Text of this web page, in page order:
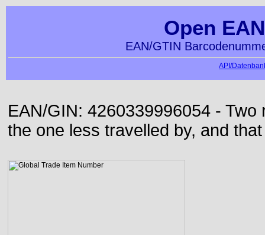
Open
EAN/GTIN
API/
EAN/GIN: 4260339996054 -
the one less travelled by, and